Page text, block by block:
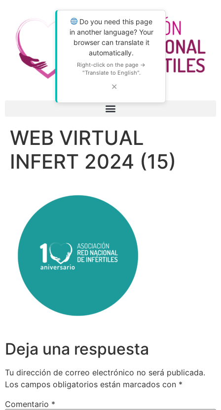
Do you need this page
in another language? Your
browser can translate it
automatically.
Right-click on the page →
"Translate to English".
✕
WEB VIRTUAL
INFERT 2024 (15)
Deja una respuesta
Tu dirección de correo electrónico no será publicada.
Los campos obligatorios están marcados con *
Comentario *